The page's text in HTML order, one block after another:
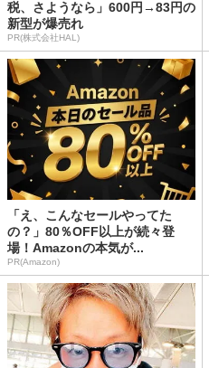
税、さようなら」600円→83円の
新型が爆売れ
PR(株式会社HAL)
「え、こんなセールやってた
の？」80％OFF以上が続々登
場！Amazonの本気が...
PR(Amazon)